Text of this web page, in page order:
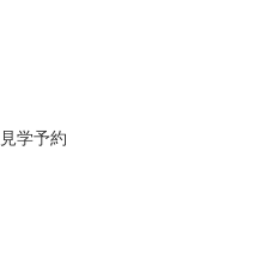
見学予約